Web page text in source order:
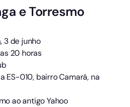
e Torresmo
3 de junho
20 horas
ES-010, bairro Camará, na
ao antigo Yahoo